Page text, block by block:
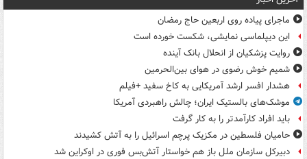
ماجرای پیاده روی اربعین حاج رمضان
این دیپلماسی نمایشی، شکست خورده است
روایت پزشکیان از انحلال بانک آینده
شمیم خوش رضوی در هوای بین‌الحرمین
هشدار افسر ارشد آمریکایی به کاخ سفید +فیلم
موشک‌های بالستیک ایران؛ چالش راهبردی آمریکا
باید افراد کارآمدتر را به کار گرفت
حامیان فلسطین در مکزیک پرچم اسرائیل را به آتش کشیدند
دبیرکل سازمان ملل باز هم خواستار آتش‌بس فوری در اوکراین شد